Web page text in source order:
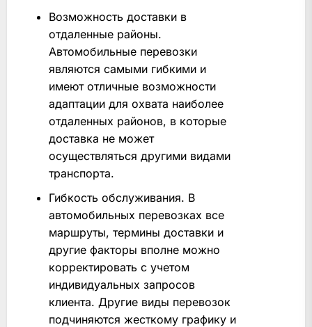
Возможность доставки в
отдаленные районы.
Автомобильные перевозки
являются самыми гибкими и
имеют отличные возможности
адаптации для охвата наиболее
отдаленных районов, в которые
доставка не может
осуществляться другими видами
транспорта.
Гибкость обслуживания. В
автомобильных перевозках все
маршруты, термины доставки и
другие факторы вполне можно
корректировать с учетом
индивидуальных запросов
клиента. Другие виды перевозок
подчиняются жесткому графику и